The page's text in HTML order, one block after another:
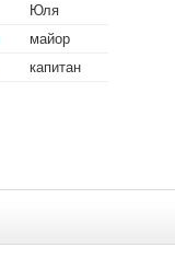
Юля
майор
капитан